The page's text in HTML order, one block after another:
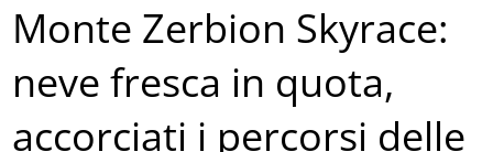
Monte Zerbion Skyrace:
neve fresca in quota,
accorciati i percorsi delle